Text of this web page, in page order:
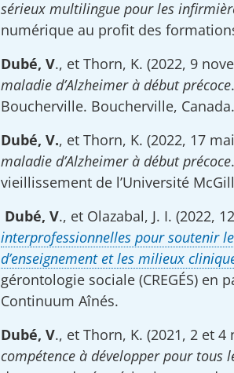
sérieux multilingue pour les
numérique au profit des
Dubé, V., et Thorn, K. (2022, 9
maladie d’Alzheimer à début précoce
Boucherville. Boucherville, Canada.
Dubé, V., et Thorn, K. (2022, 17
maladie d’Alzheimer à début précoce
vieillissement de l’Université
Dubé, V., et Olazabal, J. I. (2022,
interprofessionnelles pour soutenir
d’enseignement et les milieux
gérontologie sociale (CREGÉS)
Continuum Aînés.
Dubé, V., et Thorn, K. (2021, 2 et 4
compétence à développer pour tous